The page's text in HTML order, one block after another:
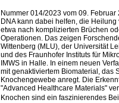
Nummer 014/2023 vom 09. Februar
DNA kann dabei helfen, die
etwa nach komplizierten Brüchen
Operationen. Das zeigen
Wittenberg (MLU), der Universität
und des Fraunhofer Instituts für
IMWS in Halle. In einem neuen
mit genaktiviertem Biomaterial, das
Knochengewebe anregt. Die
"Advanced Healthcare Materials"
Knochen sind ein faszinierendes